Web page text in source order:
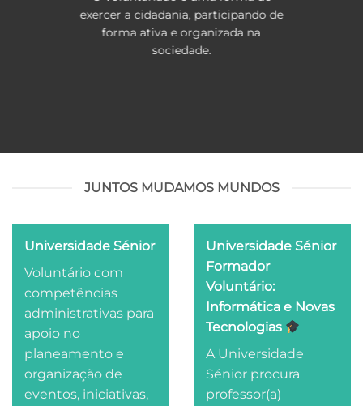
exercer a cidadania, participando de
forma ativa e organizada na
sociedade.
JUNTOS MUDAMOS MUNDOS
Universidade Sénior
Voluntário com
competências
administrativas para
apoio no
planeamento e
organização de
eventos, iniciativas,
Universidade Sénior
Formador
Voluntário:
Informática e Novas
Tecnologias
A Universidade
Sénior procura
professor(a)